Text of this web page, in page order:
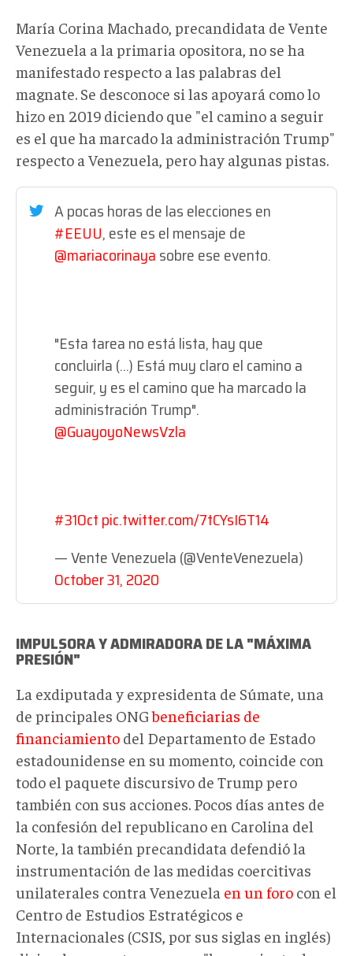
María Corina Machado, precandidata de Vente
Venezuela a la primaria opositora, no se ha
manifestado respecto a las palabras del
magnate. Se desconoce si las apoyará como lo
hizo en 2019 diciendo que "el camino a seguir
es el que ha marcado la administración Trump"
respecto a Venezuela, pero hay algunas pistas.
A pocas horas de las elecciones en
#EEUU, este es el mensaje de
@mariacorinayasobre ese evento.
"Esta tarea no está lista, hay que
concluirla (...) Está muy claro el camino a
seguir, y es el camino que ha marcado la
administración Trump".
@GuayoyoNewsVzla
#31Octpic.twitter.com/7tCYsI6T14
— Vente Venezuela (@VenteVenezuela)
October 31, 2020
IMPULSORA Y ADMIRADORA DE LA "MÁXIMA
PRESIÓN"
La exdiputada y expresidenta de Súmate, una
de principales ONGbeneficiarias de
financiamiento del Departamento de Estado
estadounidense en su momento, coincide con
todo el paquete discursivo de Trump pero
también con sus acciones. Pocos días antes de
la confesión del republicano en Carolina del
Norte, la también precandidata defendió la
instrumentación de las medidas coercitivas
unilaterales contra Venezuela en un foro con el
Centro de Estudios Estratégicos e
Internacionales (CSIS, por sus siglas en inglés)